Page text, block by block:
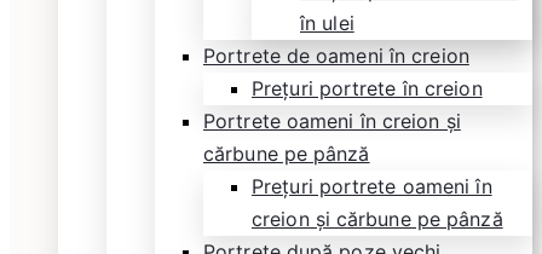
în ulei
Portrete de oameni în creion
Prețuri portrete în creion
Portrete oameni în creion și
cărbune pe pânză
Prețuri portrete oameni în
creion și cărbune pe pânză